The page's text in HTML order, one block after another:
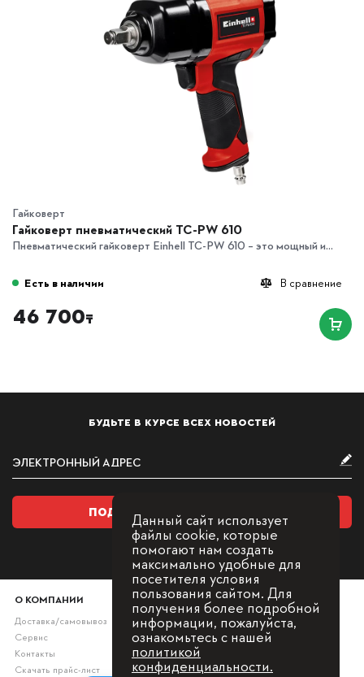
Гайковерт
Гайковерт пневматический TC-PW 610
Пневматический гайковерт Einhell TC-PW 610 – это мощный и...
В сравнение
Есть в наличии
46 700₸
БУДЬТЕ В КУРСЕ ВСЕХ НОВОСТЕЙ
ПОДПИСАТЬСЯ НА РАССЫЛКУ
О КОМПАНИИ
Доставка/самовывоз
Сервис
Контакты
Скачать прайс-лист
Данный сайт использует
файлы cookie, которые
помогают нам создать
максимально удобные для
посетителя условия
пользования сайтом. Для
получения более подробной
информации, пожалуйста,
ознакомьтесь с нашей
политикой
конфиденциальности.